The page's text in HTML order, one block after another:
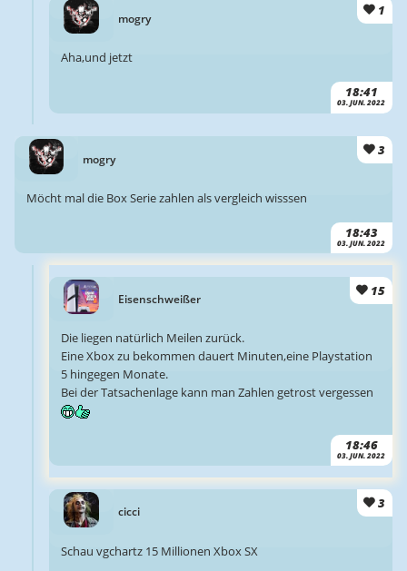
mogry
1
18:41
03. JUN. 2022
Aha,und jetzt
mogry
3
18:43
03. JUN. 2022
Möcht mal die Box Serie zahlen als vergleich wisssen
Eisenschweißer
15
18:46
03. JUN. 2022
Die liegen natürlich Meilen zurück.
Eine Xbox zu bekommen dauert Minuten,eine Playstation
5 hingegen Monate.
Bei der Tatsachenlage kann man Zahlen getrost vergessen
cicci
3
Schau vgchartz 15 Millionen Xbox SX